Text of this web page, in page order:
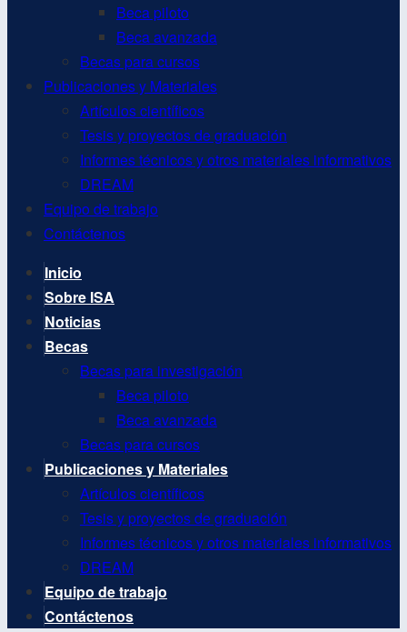
Beca piloto
Beca avanzada
Becas para cursos
Publicaciones y Materiales
Artículos científicos
Tesis y proyectos de graduación
Informes técnicos y otros materiales informativos
DREAM
Equipo de trabajo
Contáctenos
Inicio
Sobre ISA
Noticias
Becas
Becas para investigación
Beca piloto
Beca avanzada
Becas para cursos
Publicaciones y Materiales
Artículos científicos
Tesis y proyectos de graduación
Informes técnicos y otros materiales informativos
DREAM
Equipo de trabajo
Contáctenos